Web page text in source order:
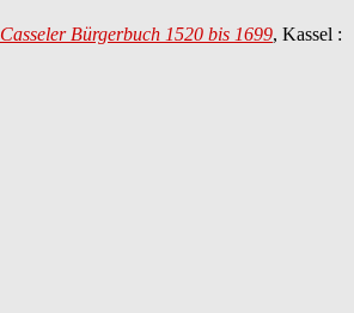
Bürgerbuch 1520 bis 1699, Kassel :